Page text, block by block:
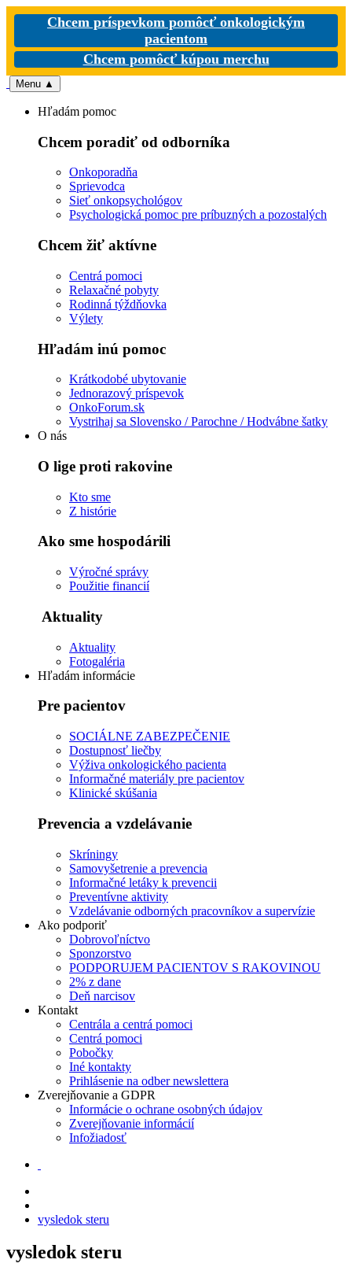
Chcem príspevkom pomôcť onkologickým
pacientom
Chcem pomôcť kúpou merchu
Menu ▲
Hľadám pomoc
Chcem poradiť od odborníka
Onkoporadňa
Sprievodca
Sieť onkopsychológov
Psychologická pomoc pre príbuzných a pozostalých
Chcem žiť aktívne
Centrá pomoci
Relaxačné pobyty
Rodinná týždňovka
Výlety
Hľadám inú pomoc
Krátkodobé ubytovanie
Jednorazový príspevok
OnkoForum.sk
Vystrihaj sa Slovensko / Parochne / Hodvábne šatky
O nás
O lige proti rakovine
Kto sme
Z histórie
Ako sme hospodárili
Výročné správy
Použitie financií
Aktuality
Aktuality
Fotogaléria
Hľadám informácie
Pre pacientov
SOCIÁLNE ZABEZPEČENIE
Dostupnosť liečby
Výživa onkologického pacienta
Informačné materiály pre pacientov
Klinické skúšania
Prevencia a vzdelávanie
Skríningy
Samovyšetrenie a prevencia
Informačné letáky k prevencii
Preventívne aktivity
Vzdelávanie odborných pracovníkov a supervízie
Ako podporiť
Dobrovoľníctvo
Sponzorstvo
PODPORUJEM PACIENTOV S RAKOVINOU
2% z dane
Deň narcisov
Kontakt
Centrála a centrá pomoci
Centrá pomoci
Pobočky
Iné kontakty
Prihlásenie na odber newslettera
Zverejňovanie a GDPR
Informácie o ochrane osobných údajov
Zverejňovanie informácií
Infožiadosť
vysledok steru
vysledok steru